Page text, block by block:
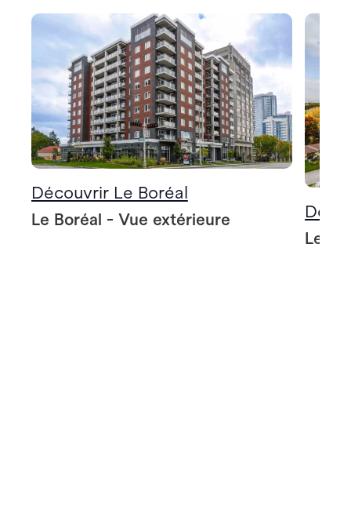
Découvrir Le Boréal
Le Boréal - Vue extérieure
Le